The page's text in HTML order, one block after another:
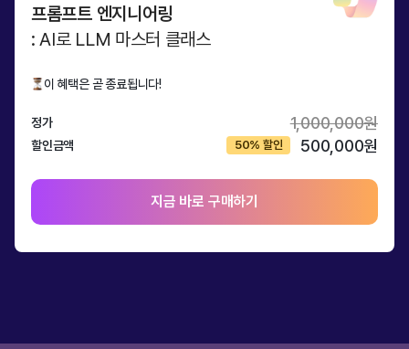
프롬프트 엔지니어링
: AI로 LLM 마스터 클래스
이 혜택은 곧 종료됩니다!
정가 1,000,000원
할인금액 500,000원
지금 바로 구매하기